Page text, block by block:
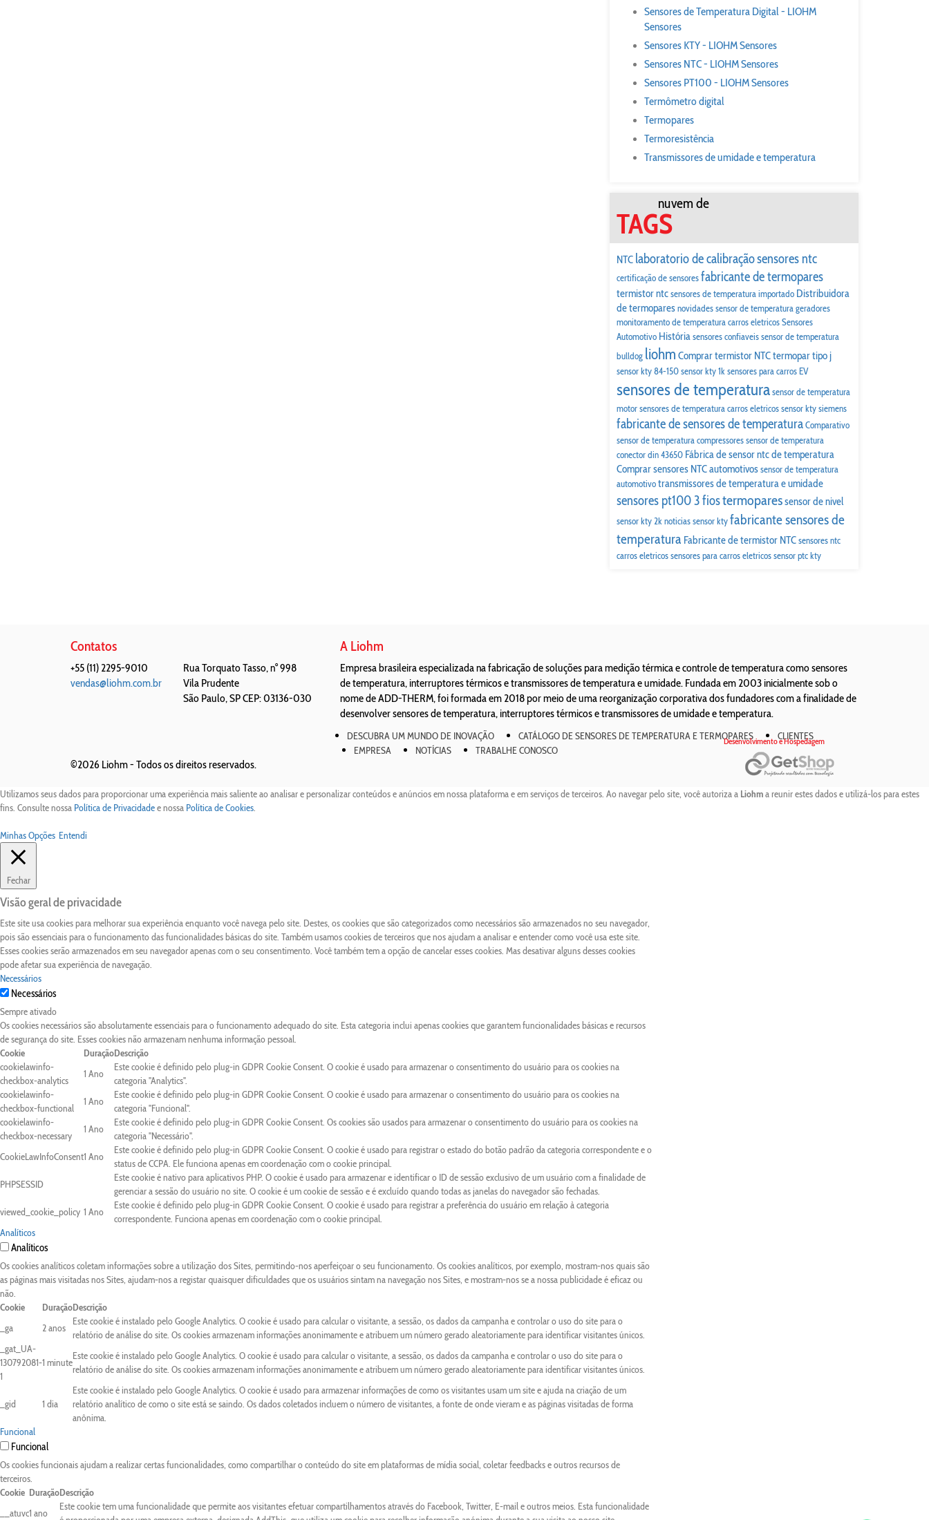
Sensores de Temperatura Digital - LIOHM
Sensores
Sensores KTY - LIOHM Sensores
Sensores NTC - LIOHM Sensores
Sensores PT100 - LIOHM Sensores
Termômetro digital
Termopares
Termoresistência
Transmissores de umidade e temperatura
nuvem de
TAGS
NTC laboratorio de calibraçãosensores ntc
certificação de sensoresfabricante de termopares
termistor ntcsensores de temperatura importado Distribuidora
de termoparesnovidadessensor de temperatura geradores
monitoramento de temperatura carros eletricosSensores
Automotivo Históriasensores confiaveissensor de temperatura
bulldog liohm Comprar termistor NTCtermopar tipo j
sensor kty 84-150sensor kty 1k sensores para carros EV
sensores de temperaturasensor de temperatura
motorsensores de temperatura carros eletricossensor kty siemens
fabricante de sensores de temperaturaComparativo
sensor de temperatura compressoressensor de temperatura
conector din 43650 Fábrica de sensor ntc de temperatura
Comprar sensores NTC automotivossensor de temperatura
automotivotransmissores de temperatura e umidade
sensores pt100 3 fiostermoparessensor de nivel
sensor kty 2k noticiassensor ktyfabricante sensores de
temperatura Fabricante de termistor NTCsensores ntc
carros eletricossensores para carros eletricossensor ptc kty
Contatos
+55 (11) 2295-9010
vendas@liohm.com.br
Rua Torquato Tasso, n° 998
Vila Prudente
São Paulo,SPCEP: 03136-030
A Liohm
Empresa brasileira especializada na fabricação de soluções para medição térmica e controle de temperatura como sensores
de temperatura, interruptores térmicos e transmissores de temperatura e umidade. Fundada em 2003 inicialmente sob o
nome de ADD-THERM, foi formada em 2018 por meio de uma reorganização corporativa dos fundadores com a finalidade de
desenvolver sensores de temperatura, interruptores térmicos e transmissores de umidade e temperatura.
DESCUBRA UM MUNDO DE INOVAÇÃO CATÁLOGO DE SENSORES DE TEMPERATURA E TERMOPARES
CLIENTES
EMPRESA
NOTÍCIAS TRABALHE CONOSCO
©2026 Liohm - Todos os direitos reservados.
Desenvolvimento e Hospedagem
Utilizamos seus dados para proporcionar uma experiência mais saliente ao analisar e personalizar conteúdos e anúncios em nossa plataforma e em serviços de terceiros. Ao navegar pelo site, você autoriza a Liohma reunir estes dados e utilizá-los para estes
fins. Consulte nossa Política de Privacidadee nossa Política de Cookies.
Minhas Opções Entendi
Fechar
Visão geral de privacidade
Este site usa cookies para melhorar sua experiência enquanto você navega pelo site. Destes, os cookies que são categorizados como necessários são armazenados no seu navegador,
pois são essenciais para o funcionamento das funcionalidades básicas do site. Também usamos cookies de terceiros que nos ajudam a analisar e entender como você usa este site.
Esses cookies serão armazenados em seu navegador apenas com o seu consentimento. Você também tem a opção de cancelar esses cookies. Mas desativar alguns desses cookies
pode afetar sua experiência de navegação.
Necessários
Necessários
Sempre ativado
Os cookies necessários são absolutamente essenciais para o funcionamento adequado do site. Esta categoria inclui apenas cookies que garantem funcionalidades básicas e recursos
de segurança do site. Esses cookies não armazenam nenhuma informação pessoal.
Cookie
DuraçãoDescrição
cookielawinfo-
checkbox-analytics
1 Ano
Este cookie é definido pelo plug-in GDPR Cookie Consent. O cookie é usado para armazenar o consentimento do usuário para os cookies na
categoria "Analytics".
cookielawinfo-
checkbox-functional
1 Ano
Este cookie é definido pelo plug-in GDPR Cookie Consent. O cookie é usado para armazenar o consentimento do usuário para os cookies na
categoria "Funcional".
cookielawinfo-
checkbox-necessary
1 Ano
Este cookie é definido pelo plug-in GDPR Cookie Consent. Os cookies são usados para armazenar o consentimento do usuário para os cookies na
categoria "Necessário".
CookieLawInfoConsent1 Ano
Este cookie é definido pelo plug-in GDPR Cookie Consent. O cookie é usado para registrar o estado do botão padrão da categoria correspondente e o
status de CCPA. Ele funciona apenas em coordenação com o cookie principal.
PHPSESSID
Este cookie é nativo para aplicativos PHP. O cookie é usado para armazenar e identificar o ID de sessão exclusivo de um usuário com a finalidade de
gerenciar a sessão do usuário no site. O cookie é um cookie de sessão e é excluído quando todas as janelas do navegador são fechadas.
viewed_cookie_policy 1 Ano
Este cookie é definido pelo plug-in GDPR Cookie Consent. O cookie é usado para registrar a preferência do usuário em relação à categoria
correspondente. Funciona apenas em coordenação com o cookie principal.
Analíticos
Analíticos
Os cookies analíticos coletam informações sobre a utilização dos Sites, permitindo-nos aperfeiçoar o seu funcionamento. Os cookies analíticos, por exemplo, mostram-nos quais são
as páginas mais visitadas nos Sites, ajudam-nos a registar quaisquer dificuldades que os usuários sintam na navegação nos Sites, e mostram-nos se a nossa publicidade é eficaz ou
não.
Cookie
DuraçãoDescrição
_ga
2 anos
Este cookie é instalado pelo Google Analytics. O cookie é usado para calcular o visitante, a sessão, os dados da campanha e controlar o uso do site para o
relatório de análise do site. Os cookies armazenam informações anonimamente e atribuem um número gerado aleatoriamente para identificar visitantes únicos.
_gat_UA-
130792081-
1
1 minute
Este cookie é instalado pelo Google Analytics. O cookie é usado para calcular o visitante, a sessão, os dados da campanha e controlar o uso do site para o
relatório de análise do site. Os cookies armazenam informações anonimamente e atribuem um número gerado aleatoriamente para identificar visitantes únicos.
_gid 1 dia
Este cookie é instalado pelo Google Analytics. O cookie é usado para armazenar informações de como os visitantes usam um site e ajuda na criação de um
relatório analítico de como o site está se saindo. Os dados coletados incluem o número de visitantes, a fonte de onde vieram e as páginas visitadas de forma
anônima.
Funcional
Funcional
Os cookies funcionais ajudam a realizar certas funcionalidades, como compartilhar o conteúdo do site em plataformas de mídia social, coletar feedbacks e outros recursos de
terceiros.
Cookie DuraçãoDescrição
__atuvc1 ano
Este cookie tem uma funcionalidade que permite aos visitantes efetuar compartilhamentos através do Facebook, Twitter, E-mail e outros meios. Esta funcionalidade